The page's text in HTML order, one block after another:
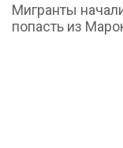
Мигранты
попасть из